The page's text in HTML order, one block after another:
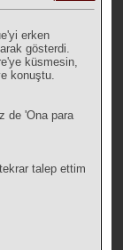
erken
gösterdi.
küsmesin,
konuştu.
de 'Ona para
talep ettim